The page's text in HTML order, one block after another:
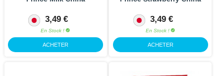
3,49 €
En Stock !
ACHETER
3,49 €
En Stock !
ACHETER